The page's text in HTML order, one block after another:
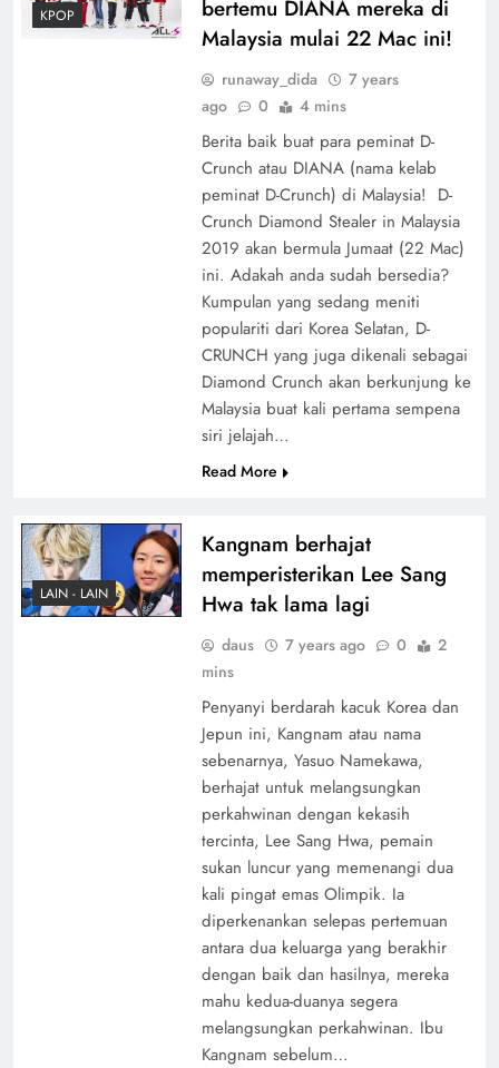
KPOP
bertemu DIANA mereka di
Malaysia mulai 22 Mac ini!
runaway_dida
7 years
ago
0 4 mins
Berita baik buat para peminat D-
Crunch atau DIANA (nama kelab
peminat D-Crunch) di Malaysia! D-
Crunch Diamond Stealer in Malaysia
2019 akan bermula Jumaat (22 Mac)
ini. Adakah anda sudah bersedia?
Kumpulan yang sedang meniti
populariti dari Korea Selatan, D-
CRUNCH yang juga dikenali sebagai
Diamond Crunch akan berkunjung ke
Malaysia buat kali pertama sempena
siri jelajah…
Read More
LAIN - LAIN
Kangnam berhajat
memperisterikan Lee Sang
Hwa tak lama lagi
daus 7 years ago 0
2
mins
Penyanyi berdarah kacuk Korea dan
Jepun ini, Kangnam atau nama
sebenarnya, Yasuo Namekawa,
berhajat untuk melangsungkan
perkahwinan dengan kekasih
tercinta, Lee Sang Hwa, pemain
sukan luncur yang memenangi dua
kali pingat emas Olimpik. Ia
diperkenankan selepas pertemuan
antara dua keluarga yang berakhir
dengan baik dan hasilnya, mereka
mahu kedua-duanya segera
melangsungkan perkahwinan. Ibu
Kangnam sebelum…